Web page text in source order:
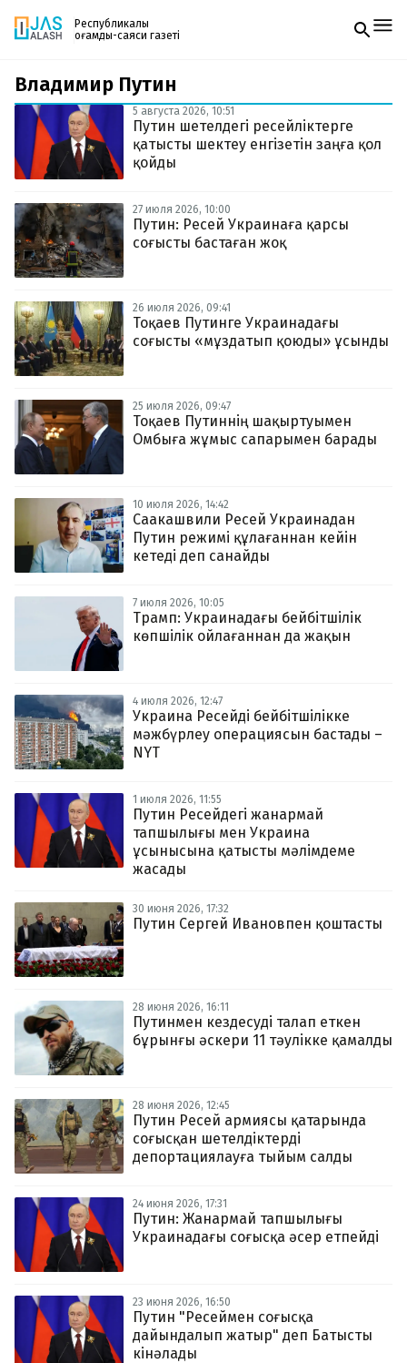
Республикалық
қоғамдық-саяси газеті
Жаңалықтар
Спорт
Live
Руханият
Аймақ
Архив
Заң және тәртіп
Редакциямен байланыс
+7 708 604 51 06
Жарнама бөлімі
Пошта
zhasalash100@gmail.com
Газетке жазылу
PDF форматтағы газетті ай сайын электронды
поштаңызға алып отырыңыз. Жаңа нөмір
шыққан сәтте сізге бірден жіберіледі. Тек email
Владимир Путин
5 августа 2026, 10:51
Путин шетелдегі ресейліктерге
қатысты шектеу енгізетін заңға қол
қойды
27 июля 2026, 10:00
Путин: Ресей Украинаға қарсы
соғысты бастаған жоқ
26 июля 2026, 09:41
Тоқаев Путинге Украинадағы
соғысты «мұздатып қоюды» ұсынды
25 июля 2026, 09:47
Тоқаев Путиннің шақыртуымен
Омбыға жұмыс сапарымен барады
10 июля 2026, 14:42
Саакашвили Ресей Украинадан
Путин режимі құлағаннан кейін
кетеді деп санайды
7 июля 2026, 10:05
Трамп: Украинадағы бейбітшілік
көпшілік ойлағаннан да жақын
4 июля 2026, 12:47
Украина Ресейді бейбітшілікке
мәжбүрлеу операциясын бастады –
NYT
1 июля 2026, 11:55
Путин Ресейдегі жанармай
тапшылығы мен Украина
ұсынысына қатысты мәлімдеме
жасады
30 июня 2026, 17:32
Путин Сергей Ивановпен қоштасты
28 июня 2026, 16:11
Путинмен кездесуді талап еткен
бұрынғы әскери 11 тәулікке қамалды
28 июня 2026, 12:45
Путин Ресей армиясы қатарында
соғысқан шетелдіктерді
депортациялауға тыйым салды
24 июня 2026, 17:31
Путин: Жанармай тапшылығы
Украинадағы соғысқа әсер етпейді
23 июня 2026, 16:50
Путин "Ресеймен соғысқа
дайындалып жатыр" деп Батысты
кінәлады